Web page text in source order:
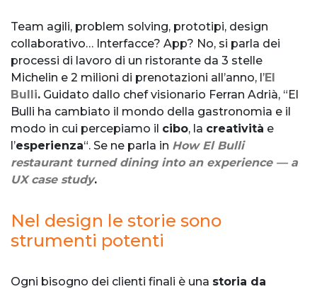
Team agili, problem solving, prototipi, design
collaborativo… Interfacce? App? No, si parla dei
processi di lavoro di un ristorante da 3 stelle
Michelin e 2 milioni di prenotazioni all’anno, l’El
Bulli. Guidato dallo chef visionario Ferran Adrià, “El
Bulli ha cambiato il mondo della gastronomia e il
modo in cui percepiamo il cibo, la creatività e
l’esperienza“. Se ne parla in How El Bulli
restaurant turned dining into an experience — a
UX case study.
Nel design le storie sono
strumenti potenti
Ogni bisogno dei clienti finali è una storia da